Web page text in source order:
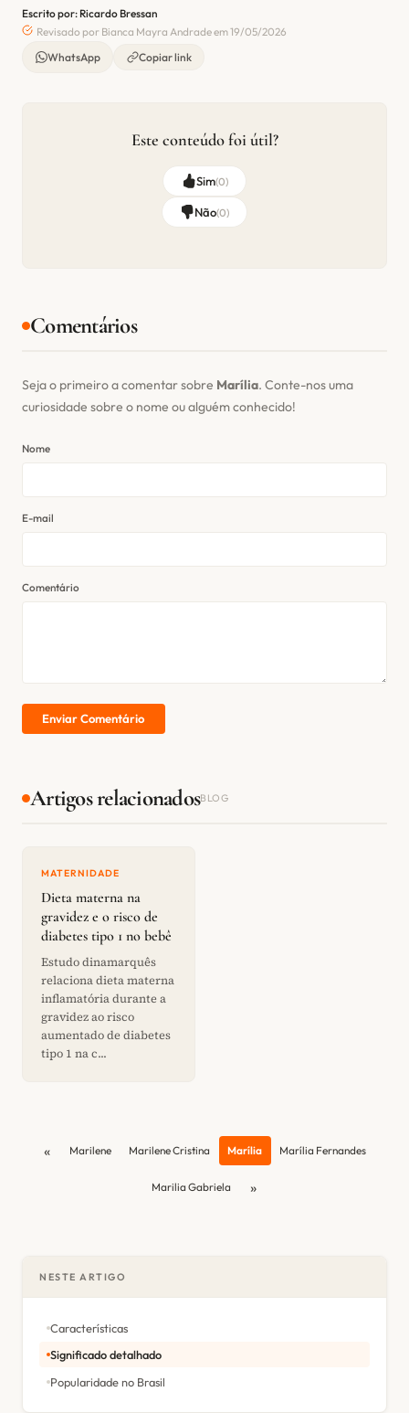
Escrito por: Ricardo Bressan
Revisado por Bianca Mayra Andrade em 19/05/2026
WhatsApp
Copiar link
Este conteúdo foi útil?
Sim(0)
Não(0)
Comentários
Seja o primeiro a comentar sobre Marília. Conte-nos uma
curiosidade sobre o nome ou alguém conhecido!
Nome
E-mail
Comentário
Enviar Comentário
Artigos relacionadosBLOG
MATERNIDADE
Dieta materna na
gravidez e o risco de
diabetes tipo 1 no bebê
Estudo dinamarquês
relaciona dieta materna
inflamatória durante a
gravidez ao risco
aumentado de diabetes
tipo 1 na c...
« Marilene Marilene Cristina Marília Marília Fernandes
Marilia Gabriela »
NESTE ARTIGO
Características
Significado detalhado
Popularidade no Brasil